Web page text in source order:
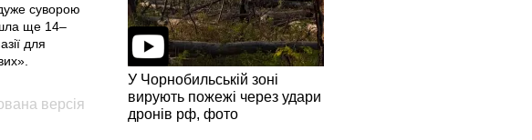
суворою
ще 14–
для
версія
У Чорнобильській зоні
вирують пожежі через удари
дронів рф, фото